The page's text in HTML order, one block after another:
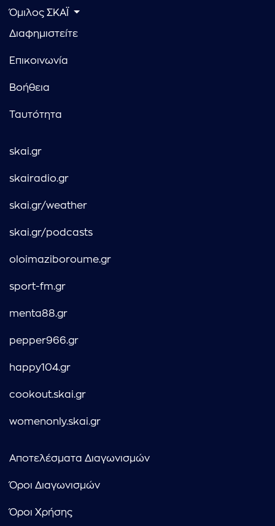
Όμιλος ΣΚΑΪ
Διαφημιστείτε
Επικοινωνία
Βοήθεια
Ταυτότητα
skai.gr
skairadio.gr
skai.gr/weather
skai.gr/podcasts
oloimaziboroume.gr
sport-fm.gr
menta88.gr
pepper966.gr
happy104.gr
cookout.skai.gr
womenonly.skai.gr
Αποτελέσματα Διαγωνισμών
Όροι Διαγωνισμών
Όροι Χρήσης